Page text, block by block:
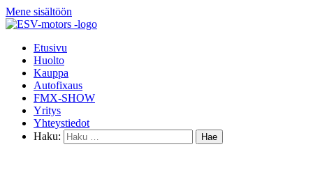
Mene sisältöön
Etusivu
Huolto
Kauppa
Autofixaus
FMX-SHOW
Yritys
Yhteystiedot
Haku: